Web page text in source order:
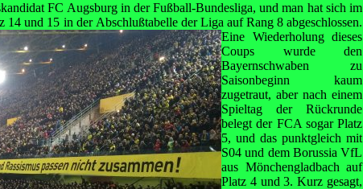
FC Augsburg in der Fußball-Bundesliga, und man hat sich im
14 und 15 in der Abschlußtabelle der Liga auf Rang 8 abgeschlossen.
Eine Wiederholung dieses
Coups wurde den
Bayernschwaben zu
Saisonbeginn kaum
zugetraut, aber nach einem
Spieltag der Rückrunde
belegt der FCA sogar Platz
5, und das punktgleich mit
S04 und dem Borussia VfL
aus Mönchengladbach auf
Platz 4 und 3. Kurz gesagt,